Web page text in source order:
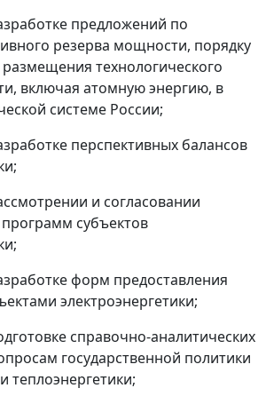
предложений по
резерва мощности, порядку
технологического
включая атомную энергию, в
системе России;
перспективных балансов
и согласовании
субъектов
форм предоставления
электроэнергетики;
справочно-аналитических
государственной политики
теплоэнергетики;